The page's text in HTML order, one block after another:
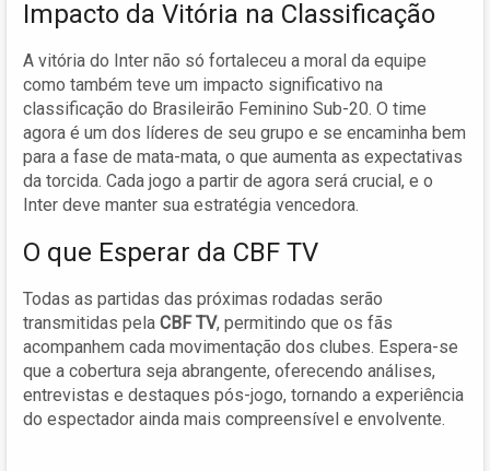
Impacto da Vitória na Classificação
A vitória do Inter não só fortaleceu a moral da equipe
como também teve um impacto significativo na
classificação do Brasileirão Feminino Sub-20. O time
agora é um dos líderes de seu grupo e se encaminha bem
para a fase de mata-mata, o que aumenta as expectativas
da torcida. Cada jogo a partir de agora será crucial, e o
Inter deve manter sua estratégia vencedora.
O que Esperar da CBF TV
Todas as partidas das próximas rodadas serão
transmitidas pela CBF TV, permitindo que os fãs
acompanhem cada movimentação dos clubes. Espera-se
que a cobertura seja abrangente, oferecendo análises,
entrevistas e destaques pós-jogo, tornando a experiência
do espectador ainda mais compreensível e envolvente.